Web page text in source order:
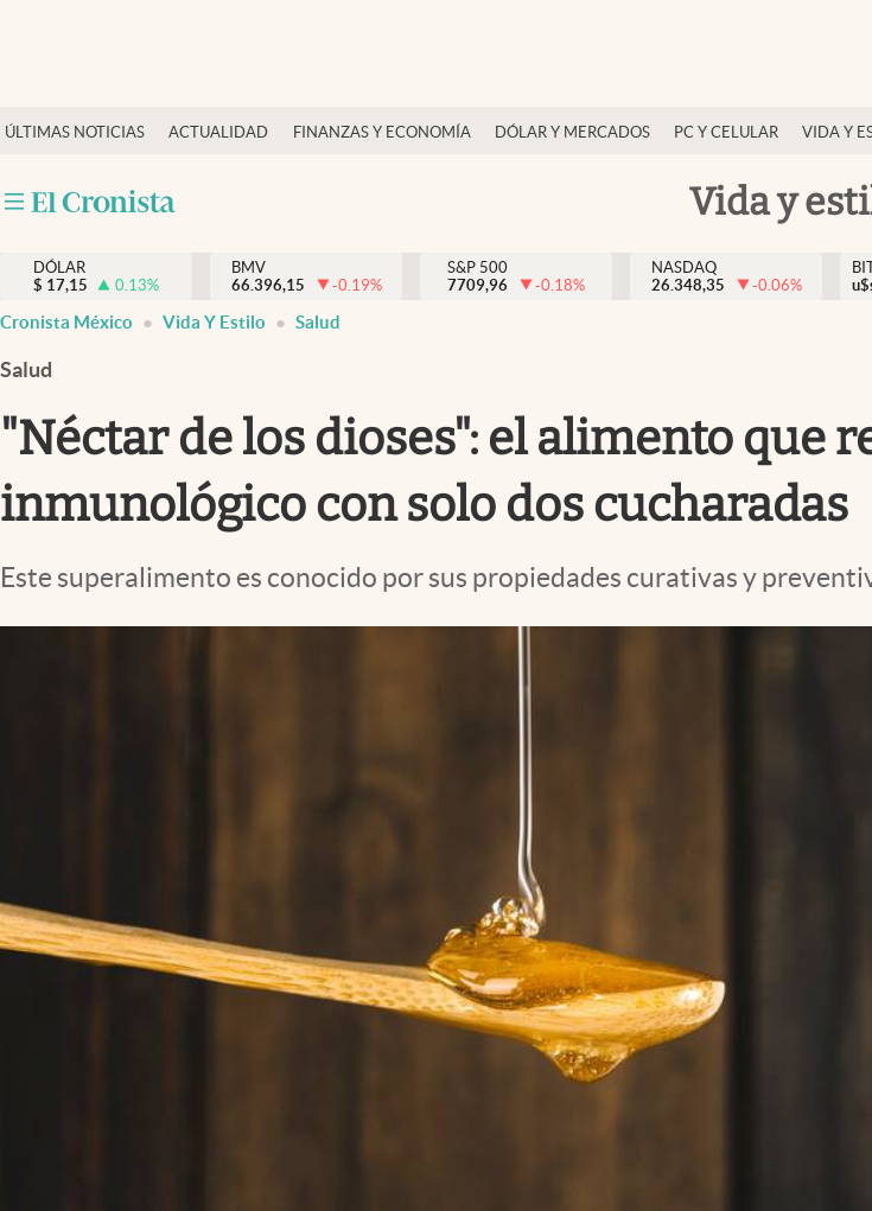
ÚLTIMAS NOTICIAS ACTUALIDAD FINANZAS Y ECONOMÍA DÓLAR Y MERCADOS PC Y CELULAR VIDA Y
Vida y
Actualidad
Internacionales
Opinión
Brand Strategy
Vida y estilo
Tv
Espiritualidad
DÓLAR
$ 17,15 0.13%
BMV
66.396,15
-0.19%
S&P 500
7709,96
-0.18%
NASDAQ
26.348,35
-0.06%
Cronista México Vida Y Estilo Salud
Salud
"Néctar de los dioses": el alimento que
inmunológico con solo dos cucharadas
Este superalimento es conocido por sus propiedades curativas y